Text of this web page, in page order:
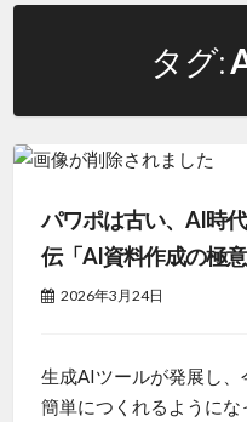
ッ
タグ:
パワポは古い、AI時
伝「AI資料作成の極
2026年3月24日
生成AIツールが発展し
簡単につくれるように